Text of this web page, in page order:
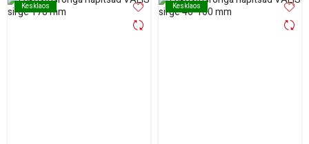
Kesklaos
Kesklaos Kesklaos
Kesklaos